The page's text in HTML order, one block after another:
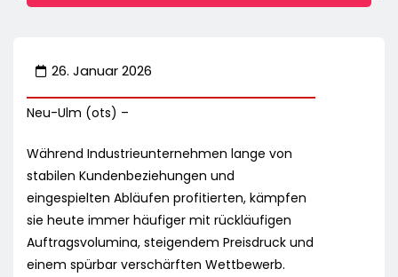
26. Januar 2026
Neu-Ulm (ots) –
Während Industrieunternehmen lange von
stabilen Kundenbeziehungen und
eingespielten Abläufen profitierten, kämpfen
sie heute immer häufiger mit rückläufigen
Auftragsvolumina, steigendem Preisdruck und
einem spürbar verschärften Wettbewerb.